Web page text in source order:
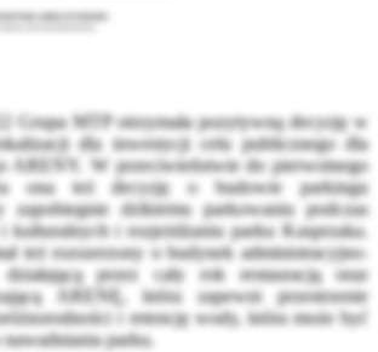
Grupa MTP otrzymała pozytywną decyzję w
dla inwestycji celu publicznego dla
ARENY. W przeciwieństwie do pierwotnego
ona też decyzję o budowie parkingu
zapobiegnie dzikiemu parkowaniu podczas
kulturalnych i rozjeżdżaniu parku Kasprzaka.
też rozszerzony o budynek administracyjno-
przez cały rok restauracją oraz
ARENĘ, która zapewni przestrzenie
i retencję wody, która może być
parku.